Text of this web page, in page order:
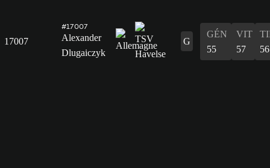
17007
#17007
Alexander
Dlugaiczyk
G
GÉN
55
VIT
57
56